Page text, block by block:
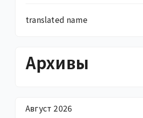
translated name
Архивы
Август 2026